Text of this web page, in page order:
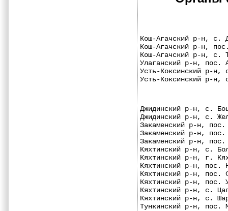
Кош-Агачский р-
Кош-Агачский р-н,
Кош-Агачский р-
Улаганский р-н,
Усть-Коксинский
Усть-Коксинский
Джидинский р-н,
Джидинский р-н,
Закаменский р-н,
Закаменский р-н,
Закаменский р-н,
Кяхтинский р-н, с.
Кяхтинский р-н,
Кяхтинский р-н,
Кяхтинский р-н,
Кяхтинский р-н,
Кяхтинский р-н,
Кяхтинский р-н,
Тункинский р-н,